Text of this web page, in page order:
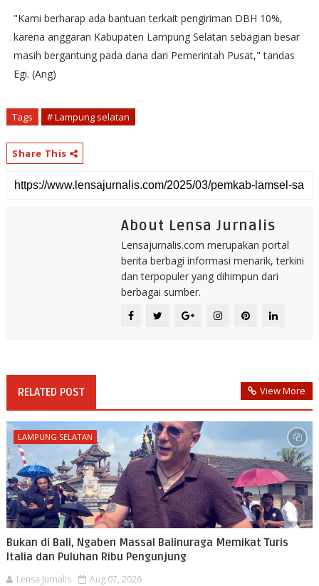
"Kami berharap ada bantuan terkait pengiriman DBH 10%,
karena anggaran Kabupaten Lampung Selatan sebagian besar
masih bergantung pada dana dari Pemerintah Pusat," tandas
Egi. (Ang)
Tags # Lampung selatan
Share This
About Lensa Jurnalis
Lensajurnalis.com merupakan portal
berita berbagi informasi menarik, terkini
dan terpopuler yang dihimpun dari
berbagai sumber.
RELATED POST View More
LAMPUNG SELATAN
Bukan di Bali, Ngaben Massal Balinuraga Memikat Turis
Italia dan Puluhan Ribu Pengunjung
Lensa Jurnalis Aug 07, 2026